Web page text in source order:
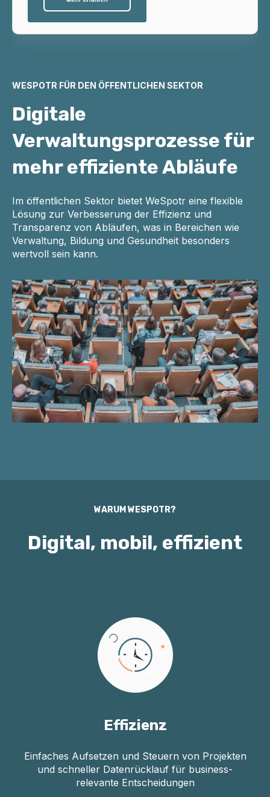
WESPOTR FÜR DEN ÖFFENTLICHEN SEKTOR
Digitale
Verwaltungsprozesse für
mehr effiziente Abläufe
Im öffentlichen Sektor bietet WeSpotr eine flexible
Lösung zur Verbesserung der Effizienz und
Transparenz von Abläufen, was in Bereichen wie
Verwaltung, Bildung und Gesundheit besonders
wertvoll sein kann.​
WARUM WESPOTR?
Digital, mobil, effizient
Effizienz
Einfaches Aufsetzen und Steuern von Projekten
und schneller Datenrücklauf​ für business-
relevante Entscheidungen